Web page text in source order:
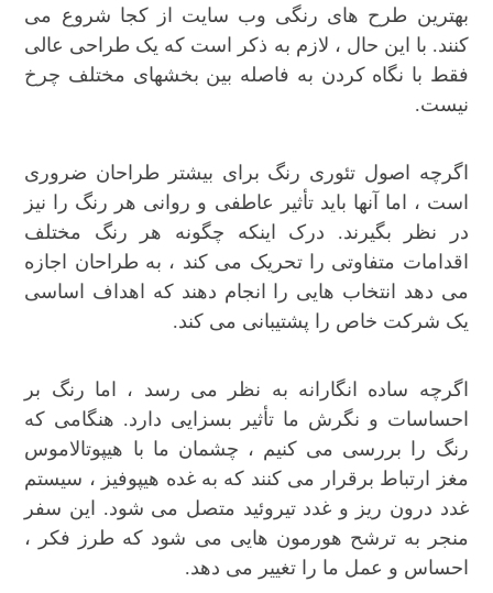
بهترین طرح های رنگی وب سایت از کجا شروع می
کنند. با این حال ، لازم به ذکر است که یک طراحی عالی
فقط با نگاه کردن به فاصله بین بخشهای مختلف چرخ
نیست.
اگرچه اصول تئوری رنگ برای بیشتر طراحان ضروری
است ، اما آنها باید تأثیر عاطفی و روانی هر رنگ را نیز
در نظر بگیرند. درک اینکه چگونه هر رنگ مختلف
اقدامات متفاوتی را تحریک می کند ، به طراحان اجازه
می دهد انتخاب هایی را انجام دهند که اهداف اساسی
یک شرکت خاص را پشتیبانی می کند.
اگرچه ساده انگارانه به نظر می رسد ، اما رنگ بر
احساسات و نگرش ما تأثیر بسزایی دارد. هنگامی که
رنگ را بررسی می کنیم ، چشمان ما با هیپوتالاموس
مغز ارتباط برقرار می کنند که به غده هیپوفیز ، سیستم
غدد درون ریز و غدد تیروئید متصل می شود. این سفر
منجر به ترشح هورمون هایی می شود که طرز فکر ،
احساس و عمل ما را تغییر می دهد.